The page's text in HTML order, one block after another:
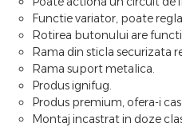
Functie variator, poate
Rotirea butonului are
Rama din sticla securizata
Rama suport metalica.
Produs ignifug.
Produs premium, ofera-i
Montaj incastrat in doze